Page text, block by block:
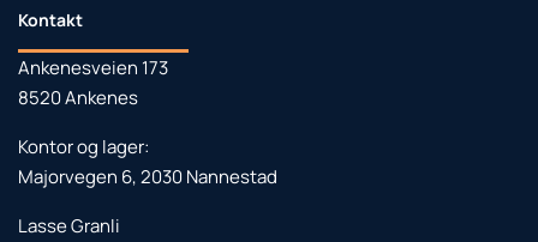
Kontakt
Ankenesveien 173
8520 Ankenes
Kontor og lager:
Majorvegen 6, 2030 Nannestad
Lasse Granli